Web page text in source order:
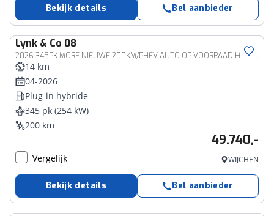
Bekijk details Bel aanbieder
Lynk & Co 08
2026 345PK MORE NIEUWE 200KM/PHEV AUTO OP VOORRAAD HYBRIDE MASSAGE STOEL VERW/VENTILATIE PANO MATRIX LED HARMAN KARDON NIEUWE AUTO 360°CAM | PHEV
14 km
04-2026
Plug-in hybride
345 pk (254 kW)
200 km
49.740,-
Vergelijk WIJCHEN
Bekijk details Bel aanbieder